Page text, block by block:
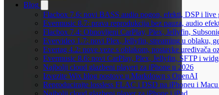
Blog
Flacbox 7.6: novi BASS audio pogon, efekti, DSP i live
Evermusic 8.7: prava reprodukcija bez pauza, audio
Flacbox 7.4: Obnovljeni CarPlay, Plex, Jellyfin,
Evervideo 1.7: novi Plex, Jellyfin, streaming u oblaku,
Evertag 4.2: nove veze s oblakom, postavke uređivača
Evermusic 8.6: novi CarPlay, Plex, Jellyfin, SFTP i
Najbolji cloud glazbeni playeri za iPhone u 2026
Izvezite Wix blog postove u Markdown s OpenAI
Reproducirajte lossless FLAC i DSD na iPhoneu i
Najbolji cloud glazbeni player za iPhone i iPad